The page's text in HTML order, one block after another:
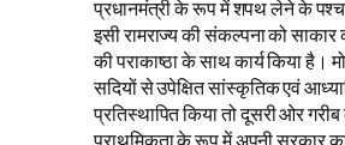
प्रधानमंत्री के रूप में शपथ लेने के
इसी रामराज्य की संकल्पना को
की पराकाष्ठा के साथ कार्य किया है।
सदियों से उपेक्षित सांस्कृतिक एवं
प्रतिस्थापित किया तो दूसरी ओर